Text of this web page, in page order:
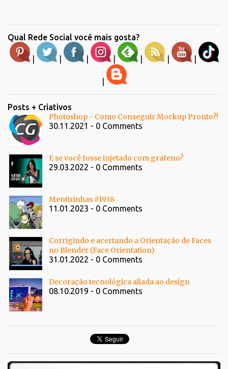
Qual Rede Social você mais gosta?
| | | | | | |
Posts + Criativos
Photoshop - Como Conseguir Mockup Pronto?!
30.11.2021 - 0 Comments
E se você fosse injetado com grafeno?
29.03.2022 - 0 Comments
Mentirinhas #1938
11.01.2023 - 0 Comments
Corrigindo e acertando a Orientação de Faces
no Blender (Face Orientation)
31.01.2022 - 0 Comments
Decoração tecnológica aliada ao design
08.10.2019 - 0 Comments